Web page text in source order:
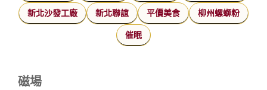
新北沙發工廠 新北聯誼 平價美食 柳州螺螄粉
催眠
磁場